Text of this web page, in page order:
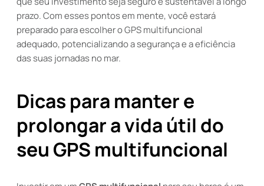
prazo. Com esses pontos em mente, você estará
preparado para escolher o GPS multifuncional
adequado, potencializando a segurança e a eficiência
das suas jornadas no mar.
Dicas para manter e
prolongar a vida útil do
seu GPS multifuncional